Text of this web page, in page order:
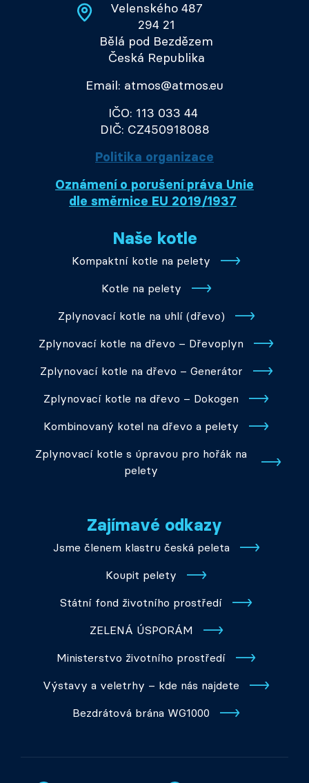
Velenského 487
294 21
Bělá pod Bezdězem
Česká Republika
Email: atmos@atmos.eu
IČO: 113 033 44
DIČ: CZ450918088
Politika organizace
Oznámení o porušení práva Unie
dle směrnice EU 2019/1937
Naše kotle
Kompaktní kotle na pelety
Kotle na pelety
Zplynovací kotle na uhlí (dřevo)
Zplynovací kotle na dřevo – Dřevoplyn
Zplynovací kotle na dřevo – Generátor
Zplynovací kotle na dřevo – Dokogen
Kombinovaný kotel na dřevo a pelety
Zplynovací kotle s úpravou pro hořák na
pelety
Zajímavé odkazy
Jsme členem klastru česká peleta
Koupit pelety
Státní fond životního prostředí
ZELENÁ ÚSPORÁM
Ministerstvo životního prostředí
Výstavy a veletrhy – kde nás najdete
Bezdrátová brána WG1000